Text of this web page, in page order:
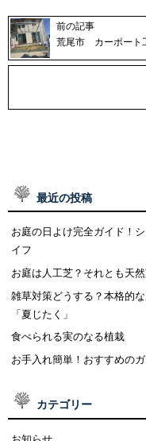
前の記事
荒尾市 カーポート
最近の投稿
お庭の日よけ完全ガイド！
イフ
お庭は人工芝？それとも天然
雑草対策どうする？本格的
「夏じたく」
食べられる実のなる植栽
お手入れ簡単！おすすめの
カテゴリー